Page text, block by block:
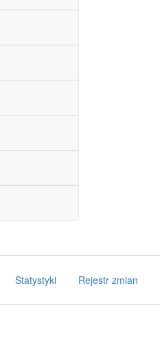
Statystyki Rejestr zmian